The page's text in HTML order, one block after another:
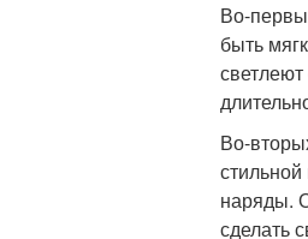
Во-
быть
Во-
наряды.
сделать